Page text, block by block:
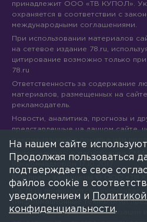
принадлежит ООО «ТВ КУПОЛ».
охраняется в соответствии с
международными соглашениями.
При использовании материалов
на сетевое издание 78.ru,
цитирование возможно только
78.ru
Ответственность за содержание
материалов, размещенных на
рекламодатель.
Новости, аналитика, прогнозы и
представленные на данном сайте,
рекомендацией к покупке или
Свидетельство о регистрации
Все права защищены © ООО «ТВ
На 78.ru применяются
(информационные технологии
на основе сбора, систематизации
На нашем сайте
Продолжая пользоваться
подтверждаете свое
файлов cookie в
уведомлением и
конфиденциальности.